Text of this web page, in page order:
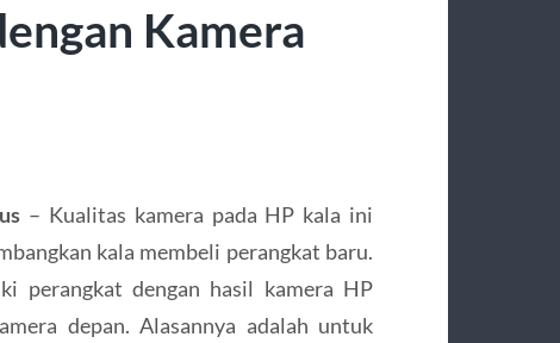
Kamera
– Kualitas kamera pada HP kala ini
kala membeli perangkat baru.
perangkat dengan hasil kamera HP
depan. Alasannya adalah untuk